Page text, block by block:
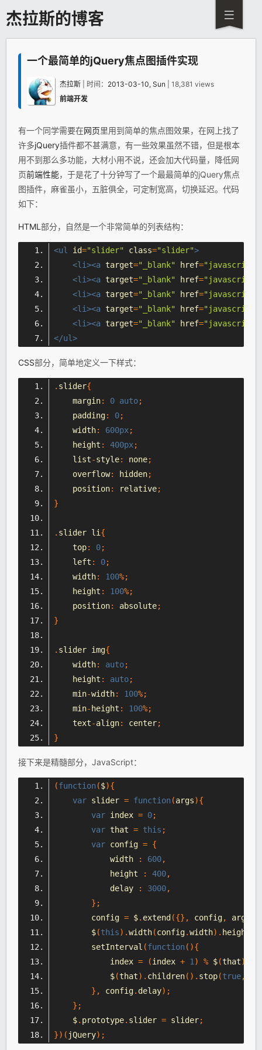
杰拉斯的博客
一个最简单的jQuery焦点图插件实现
杰拉斯 | 时间： 2013-03-10, Sun | 18,381 views
前端开发
有一个同学需要在网页里用到简单的焦点图效果，在网上找了
许多jQuery插件都不甚满意，有一些效果虽然不错，但是根本
用不到那么多功能，大材小用不说，还会加大代码量，降低网
页前端性能，于是花了十分钟写了一个最最简单的jQuery焦点
图插件，麻雀虽小，五脏俱全，可定制宽高，切换延迟。代码
如下：
HTML 部分，自然是一个非常简单的列表结构：
<ul id="slider" class="slider">
<li><a target="_blank" href=" javascript
<li><a target="_blank" href=" java
<li><a target="_blank" href=
<li><a target="_blank" href=
<li><a target="_blank" href=
</ul>
CSS部分，简单地定义一下样式：
. slider{
    margin
: 0 auto;
    padding
: 0;
    width
: 600px;
    height
: 400px;
    list
-style: none;
    overflow
: hidden;
    position
: relative;
}
. slider li {
    top
: 0;
    left
: 0;
    width
: 100%;
    height
: 100%;
    position
: absolute;
}
. slider img{
    width
: auto;
    height
: auto;
    min
-width: 100%;
    min
- height : 100%;
    text
-align: center;
}
接下来是精髓部分，JavaScript：
(function($){
var slider = function(args){
var index = 0;
var that = this ;
var config = {
            width
: 600,
            height
: 400,
            delay
: 3000,
};
        config
= $. extend ({}, config, args
        $
(this).width(config.width). height
        setInterval
(function(){
            index
= (index + 1 ) % $(that).
            $
(that). children(). stop(true,
},
config. delay);
};
    $
. prototype. slider = slider;
})( jQuery);